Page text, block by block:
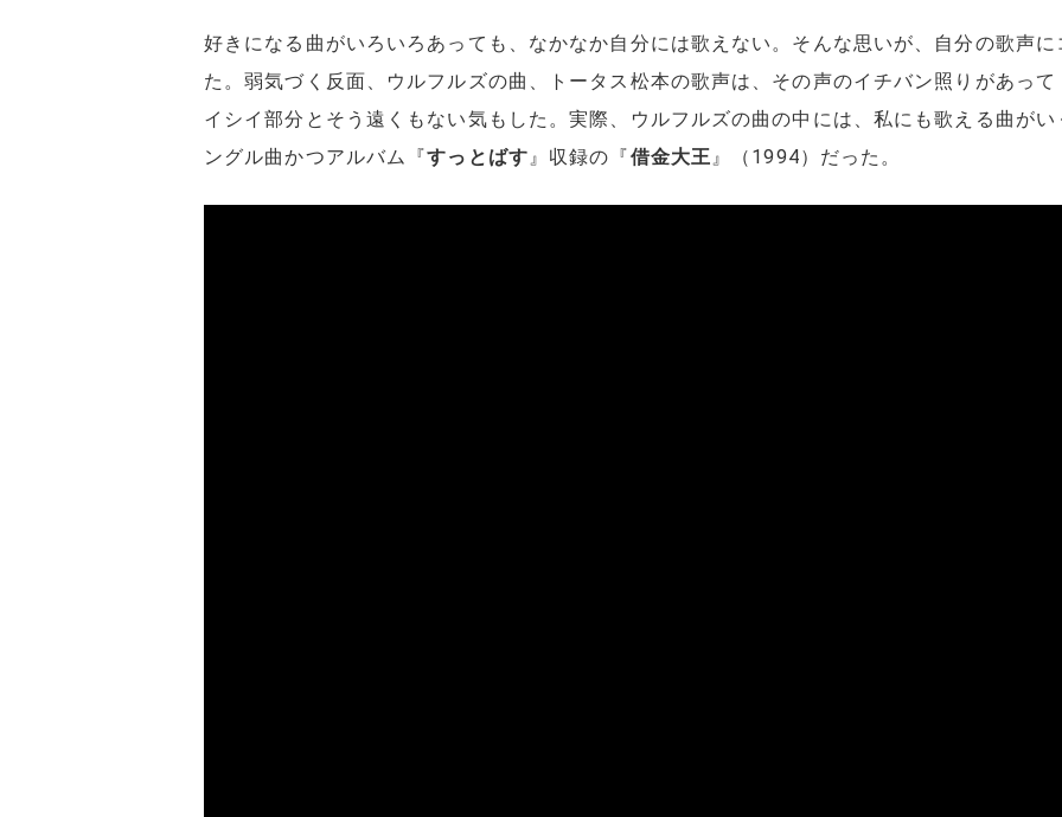
好きになる曲がいろいろあっても、なかなか自分には歌えない。そんな思いが、自分の歌声
た。弱気づく反面、ウルフルズの曲、トータス松本の歌声は、その声のイチバン照りがあっ
イシイ部分とそう遠くもない気もした。実際、ウルフルズの曲の中には、私にも歌える曲が
ングル曲かつアルバム『すっとばす 』収録の『借金大王 』（1994）だった。